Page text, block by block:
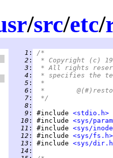
/src/etc/
   1
:
/*
   2
:
* Copyright (c)
   3
:
* All rights
   4
:
* specifies the
   5
:
*
   6
:
   7
:
*/
   8
:
   9
: #include <stdio.h>
  10
: #include <sys/
  11
: #include <sys/
  12
: #include <sys/fs.h>
  13
: #include <sys/
  14
: